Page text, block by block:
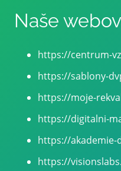
Naše
https://centrum-
https://sablony-
https://moje-
https://digitalni-
https://akademie-
https://